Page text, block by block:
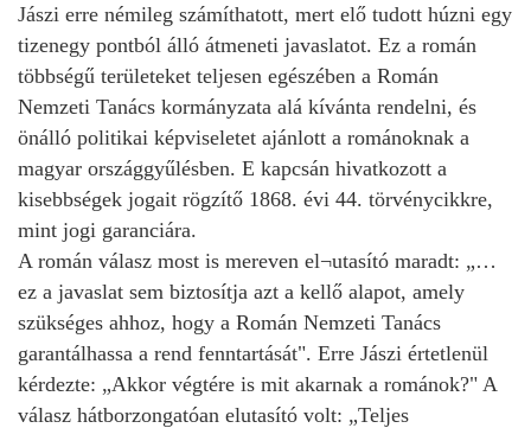
Jászi erre némileg számíthatott, mert elő tudott húzni egy
tizenegy pontból álló átmeneti javaslatot. Ez a román
többségű területeket teljesen egészében a Román
Nemzeti Tanács kormányzata alá kívánta rendelni, és
önálló politikai képviseletet ajánlott a románoknak a
magyar országgyűlésben. E kapcsán hivatkozott a
kisebbségek jogait rögzítő 1868. évi 44. törvénycikkre,
mint jogi garanciára.
A román válasz most is mereven el¬utasító maradt: „…
ez a javaslat sem biztosítja azt a kellő alapot, amely
szükséges ahhoz, hogy a Román Nemzeti Tanács
garantálhassa a rend fenntartását". Erre Jászi értetlenül
kérdezte: „Akkor végtére is mit akarnak a románok?" A
válasz hátborzongatóan elutasító volt: „Teljes